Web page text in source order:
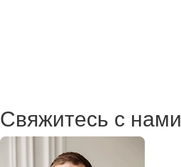
Свяжитесь с нами